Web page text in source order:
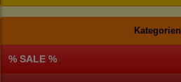
Kategorien
% SALE %